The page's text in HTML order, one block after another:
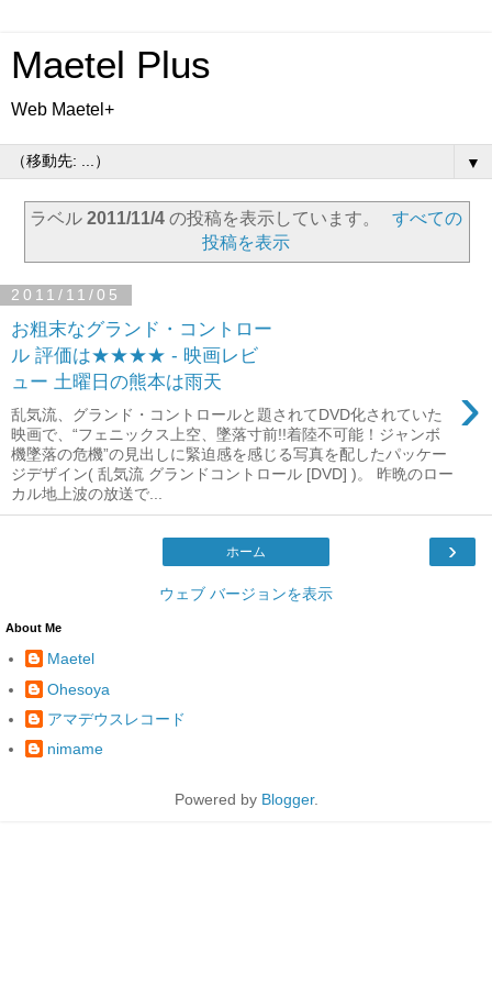
Maetel Plus
Web Maetel+
▼
ラベル2011/11/4 の投稿を表示しています。
すべての
投稿を表示
2011/11/05
お粗末なグランド・コントロー
ル 評価は★★★★ - 映画レビ
ュー 土曜日の熊本は雨天
›
乱気流、グランド・コントロールと題されてDVD化されていた
映画で、“フェニックス上空、墜落寸前!!着陸不可能！ジャンボ
機墜落の危機”の見出しに緊迫感を感じる写真を配したパッケー
ジデザイン( 乱気流 グランドコントロール [DVD] )。 昨晩のロー
カル地上波の放送で...
›
ホーム
ウェブ バージョンを表示
About Me
Maetel
Ohesoya
アマデウスレコード
nimame
Powered by Blogger.